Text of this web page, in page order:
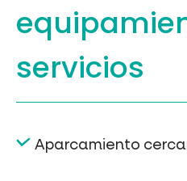
servicios
Aparcamiento